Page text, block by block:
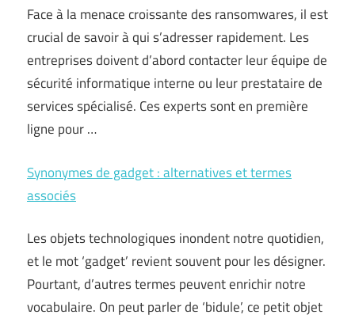
Face à la menace croissante des ransomwares, il est
crucial de savoir à qui s’adresser rapidement. Les
entreprises doivent d’abord contacter leur équipe de
sécurité informatique interne ou leur prestataire de
services spécialisé. Ces experts sont en première
ligne pour …
Synonymes de gadget : alternatives et termes
associés
Les objets technologiques inondent notre quotidien,
et le mot ‘gadget’ revient souvent pour les désigner.
Pourtant, d’autres termes peuvent enrichir notre
vocabulaire. On peut parler de ‘bidule’, ce petit objet